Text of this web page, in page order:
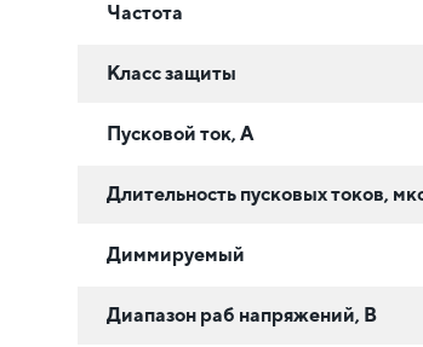
Частота
Класс защиты
Пусковой ток, А
Длительность пусковых токов,
Диммируемый
Диапазон раб напряжений, В